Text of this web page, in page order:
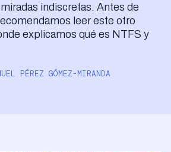
indiscretas. Antes de
leer este otro
explicamos qué es NTFS y
PÉREZ GÓMEZ-MIRANDA